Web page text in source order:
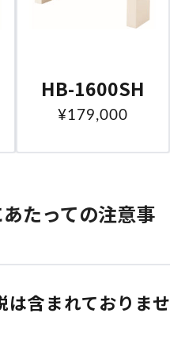
HB-1600SH
¥179,000
たっての注意事
含まれておりませ